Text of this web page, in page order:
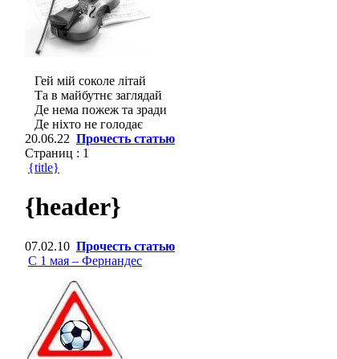
Гей мій соколе літай
Та в майбутнє заглядай
Де нема пожеж та зради
Де ніхто не голодає
20.06.22 Прочесть статью
Страниц : 1
{title}
{header}
07.02.10 Прочесть статью
С 1 мая – Фернандес